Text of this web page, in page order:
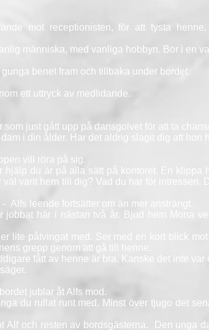
mot receptionisten, för att tysta
människa, med vanliga hobbyn. Bor i en
benet fram och tillbaka under bordet.
ett uttryck av medlidande.
just gått upp på dansgolvet för att ta
i din ålder. Har det aldrig slagit dig att hon
vill röra på sig.
du är på alla sätt på kontoret. En klippa
varit hem till dig? Vad du har för intressen.
Alfs leende fortsätter om än mer ansträngt.
här i nästan två år. Bjud hem Mona
lite påtvingat med. Ser med en kort blick
grepp genom att gå till henne.
fått av henne är bra. Kanske det inte var
jublar åt Alfs mod.
du rullat runt med. Minst över tjugo det
och resten av bordsgästerna. Den unga